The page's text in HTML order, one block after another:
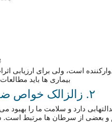
است، ولی برای ارزیابی
بیماری ها باید
۲. زالزالک خواص ضدالتهابی دارد
دارد و سلامت ما را بهبود
فراوانی مانند دیابت نوع ۲، آسم و بعضی از سرطان